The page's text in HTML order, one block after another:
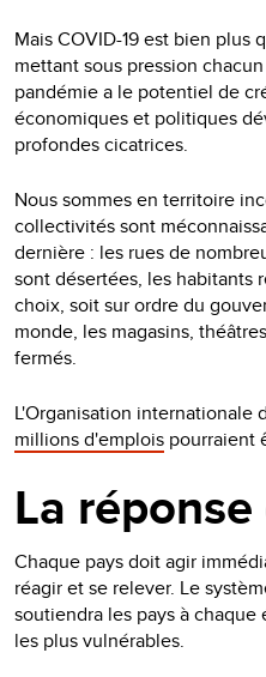
Mais COVID-19 est bien plus
mettant sous pression
pandémie a le potentiel de
économiques et politiques
profondes cicatrices.
Nous sommes en territoire
collectivités sont
dernière : les rues de
sont désertées, les habitants
choix, soit sur ordre du
monde, les magasins,
fermés.
L'Organisation internationale
millions d'emplois pourraient
La
Chaque pays doit agir
réagir et se relever. Le
soutiendra les pays à
les plus vulnérables.